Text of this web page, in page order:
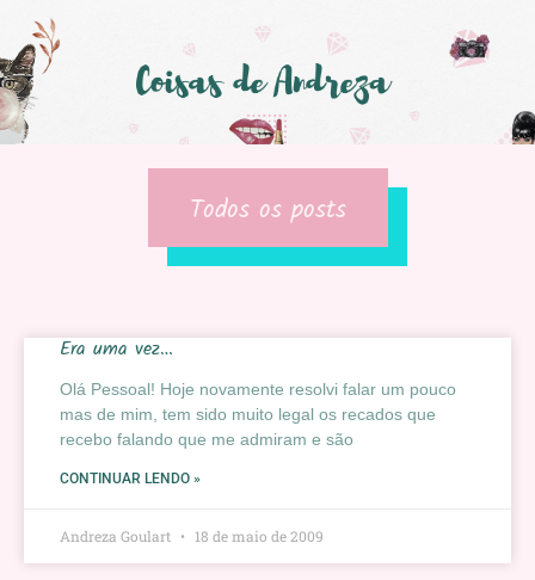
Todos os posts
Era uma vez…
Olá Pessoal! Hoje novamente resolvi falar um pouco
mas de mim, tem sido muito legal os recados que
recebo falando que me admiram e são
CONTINUAR LENDO »
Andreza Goulart 18 de maio de 2009